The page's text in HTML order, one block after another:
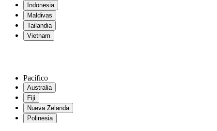
Indonesia
Maldivas
Tailandia
Vietnam
Pacífico
Australia
Fiji
Nueva Zelanda
Polinesia